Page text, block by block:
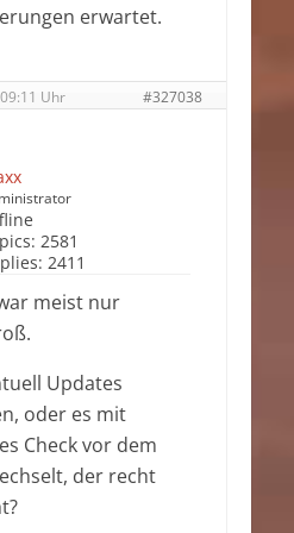
erwartet.
Uhr #327038
2581
2411
meist nur
Updates
oder es mit
Check vor dem
der recht